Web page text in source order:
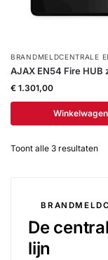
BRANDMELDCENTRALE
AJAX EN54 Fire HUB
€ 1.301,00
Winkelwagen
Toont alle 3 resultaten
De
lijn